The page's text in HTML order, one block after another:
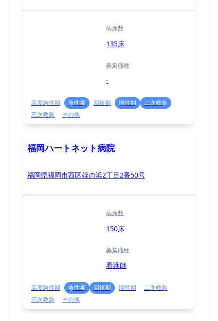
病床数
135床
募集職種
-
高度急性期 急性期 回復期 慢性期
二次救急
三次救急
その他
福岡ハートネット病院
福岡県福岡市西区姪の浜2丁目2番50号
病床数
150床
募集職種
看護師
高度急性期 急性期 回復期 慢性期
二次救急
三次救急
その他